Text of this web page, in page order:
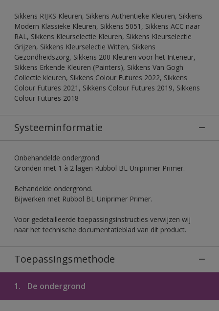
Sikkens RIJKS Kleuren, Sikkens Authentieke Kleuren, Sikkens
Modern Klassieke Kleuren, Sikkens 5051, Sikkens ACC naar
RAL, Sikkens Kleurselectie Kleuren, Sikkens Kleurselectie
Grijzen, Sikkens Kleurselectie Witten, Sikkens
Gezondheidszorg, Sikkens 200 Kleuren voor het Interieur,
Sikkens Erkende Kleuren (Painters), Sikkens Van Gogh
Collectie kleuren, Sikkens Colour Futures 2022, Sikkens
Colour Futures 2021, Sikkens Colour Futures 2019, Sikkens
Colour Futures 2018
Systeeminformatie
Onbehandelde ondergrond.
Gronden met 1 à 2 lagen Rubbol BL Uniprimer Primer.
Behandelde ondergrond.
Bijwerken met Rubbol BL Uniprimer Primer.
Voor gedetailleerde toepassingsinstructies verwijzen wij
naar het technische documentatieblad van dit product.
Toepassingsmethode
1. De ondergrond